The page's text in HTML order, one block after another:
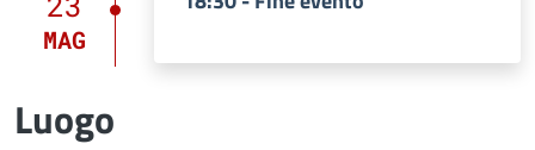
MAG
Luogo